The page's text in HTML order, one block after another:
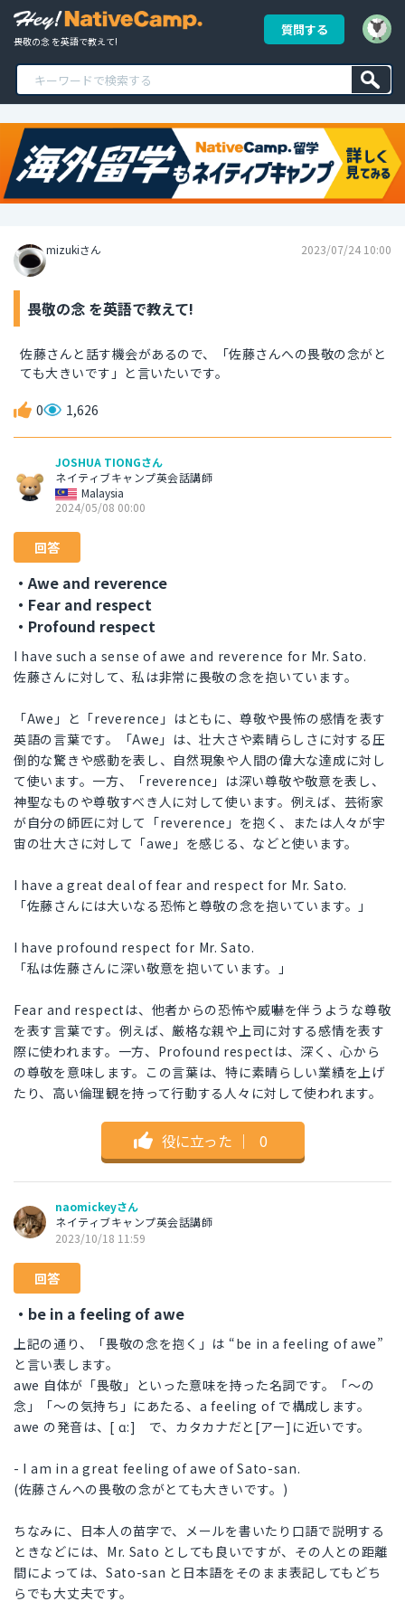
畏敬の念 を英語で教えて!
質問する
mizukiさん 2023/07/24 10:00
畏敬の念 を英語で教えて!
佐藤さんと話す機会があるので、「佐藤さんへの畏敬の念がと
ても大きいです」と言いたいです。
0 1,626
JOSHUA TIONGさん
ネイティブキャンプ英会話講師
Malaysia
2024/05/08 00:00
回答
・Awe and reverence
・Fear and respect
・Profound respect
I have such a sense of awe and reverence for Mr. Sato.
佐藤さんに対して、私は非常に畏敬の念を抱いています。
「Awe」と「reverence」はともに、尊敬や畏怖の感情を表す
英語の言葉です。「Awe」は、壮大さや素晴らしさに対する圧
倒的な驚きや感動を表し、自然現象や人間の偉大な達成に対し
て使います。一方、「reverence」は深い尊敬や敬意を表し、
神聖なものや尊敬すべき人に対して使います。例えば、芸術家
が自分の師匠に対して「reverence」を抱く、または人々が宇
宙の壮大さに対して「awe」を感じる、などと使います。
I have a great deal of fear and respect for Mr. Sato.
「佐藤さんには大いなる恐怖と尊敬の念を抱いています。」
I have profound respect for Mr. Sato.
「私は佐藤さんに深い敬意を抱いています。」
Fear and respectは、他者からの恐怖や威嚇を伴うような尊敬
を表す言葉です。例えば、厳格な親や上司に対する感情を表す
際に使われます。一方、Profound respectは、深く、心から
の尊敬を意味します。この言葉は、特に素晴らしい業績を上げ
たり、高い倫理観を持って行動する人々に対して使われます。
役に立った ｜ 0
naomickeyさん
ネイティブキャンプ英会話講師
2023/10/18 11:59
回答
・be in a feeling of awe
上記の通り、「畏敬の念を抱く」は “be in a feeling of awe”
と言い表します。
awe 自体が「畏敬」といった意味を持った名詞です。「～の
念」「～の気持ち」にあたる、a feeling of で構成します。
awe の発音は、[ ɑ:] で、カタカナだと[アー]に近いです。
- I am in a great feeling of awe of Sato-san.
(佐藤さんへの畏敬の念がとても大きいです。)
ちなみに、日本人の苗字で、メールを書いたり口語で説明する
ときなどには、Mr. Sato としても良いですが、その人との距離
間によっては、Sato-san と日本語をそのまま表記してもどち
らでも大丈夫です。